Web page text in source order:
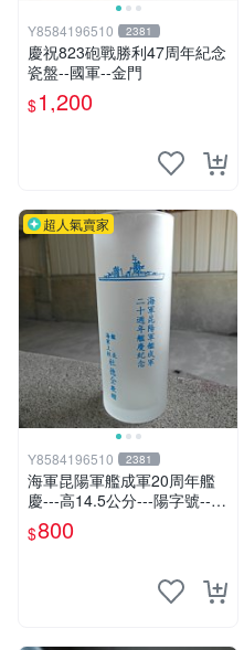
Y8584196510 2381
慶祝823砲戰勝利47周年紀念
瓷盤--國軍--金門
$1,200
超人氣賣家
Y8584196510 2381
海軍昆陽軍艦成軍20周年艦
慶---高14.5公分---陽字號---
玻璃杯---馬克杯
$800